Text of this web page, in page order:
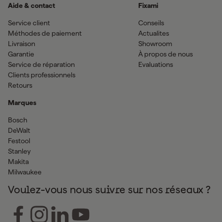
Aide & contact
Service client
Méthodes de paiement
Livraison
Garantie
Service de réparation
Clients professionnels
Retours
Marques
Bosch
DeWalt
Festool
Stanley
Makita
Milwaukee
Fixami
Conseils
Actualites
Showroom
À propos de nous
Evaluations
Voulez-vous nous suivre sur nos réseaux ?